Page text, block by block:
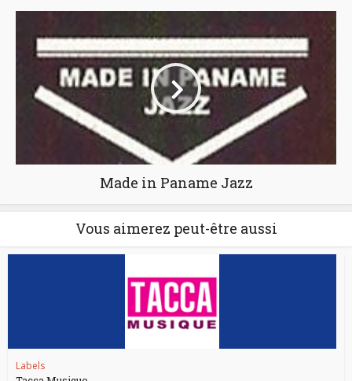
Made in Paname Jazz
Vous aimerez peut-être aussi
Labels